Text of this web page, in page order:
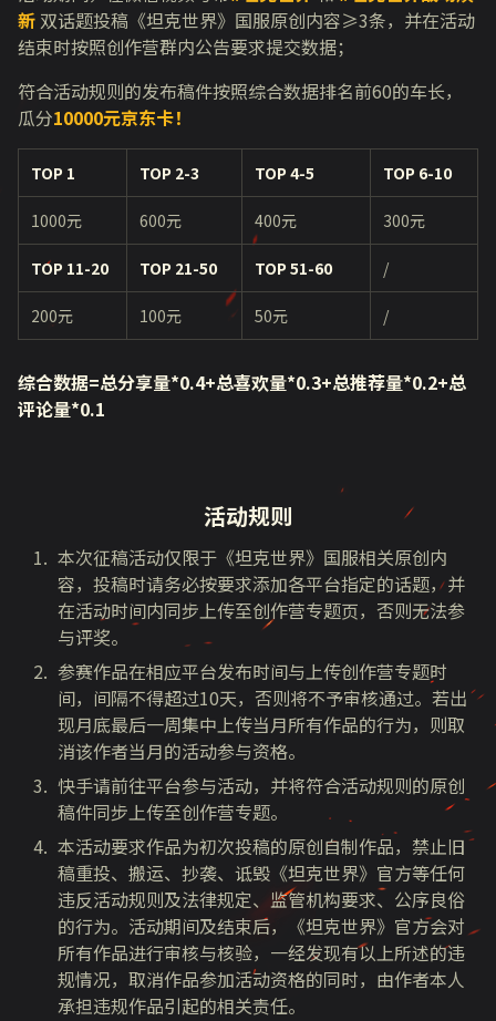
新 双话题投稿《坦克世界》国服原创内容≥3条，并在活动
结束时按照创作营群内公告要求提交数据；
符合活动规则的发布稿件按照综合数据排名前60的车长，
瓜分10000元京东卡！
TOP 1 TOP 2-3 TOP 4-5 TOP 6-10
1000元 600元 400元 300元
TOP 11-20 TOP 21-50 TOP 51-60 /
200元 100元 50元 /
综合数据=总分享量*0.4+总喜欢量*0.3+总推荐量*0.2+总
评论量*0.1
活动规则
本次征稿活动仅限于《坦克世界》国服相关原创内
容，投稿时请务必按要求添加各平台指定的话题，并
在活动时间内同步上传至创作营专题页，否则无法参
与评奖。
参赛作品在相应平台发布时间与上传创作营专题时
间，间隔不得超过10天，否则将不予审核通过。若出
现月底最后一周集中上传当月所有作品的行为，则取
消该作者当月的活动参与资格。
快手请前往平台参与活动，并将符合活动规则的原创
稿件同步上传至创作营专题。
本活动要求作品为初次投稿的原创自制作品，禁止旧
稿重投、搬运、抄袭、诋毁《坦克世界》官方等任何
违反活动规则及法律规定、监管机构要求、公序良俗
的行为。活动期间及结束后，《坦克世界》官方会对
所有作品进行审核与核验，一经发现有以上所述的违
规情况，取消作品参加活动资格的同时，由作者本人
承担违规作品引起的相关责任。